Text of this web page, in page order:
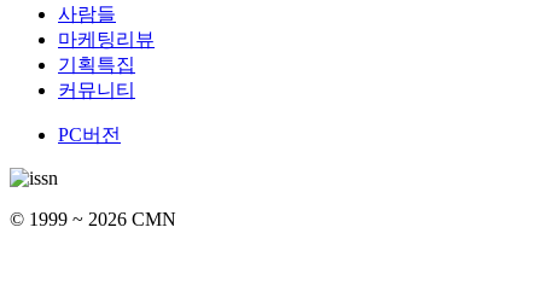
사람들
마케팅리뷰
기획특집
커뮤니티
PC버전
© 1999 ~ 2026 CMN